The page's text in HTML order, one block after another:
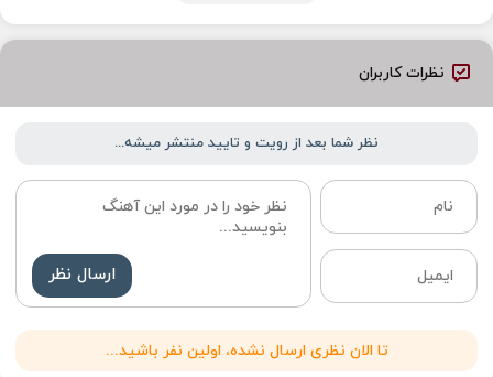
نظرات کاربران
نظر شما بعد از رویت و تایید منتشر میشه...
ارسال نظر
تا الان نظری ارسال نشده، اولین نفر باشید...